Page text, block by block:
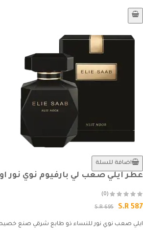
اضافة للسلة
عطر ايلي صعب لي بارفيوم نوي نور او دو
(0)
S.R 587
S.R 695
ايلي صعب نوي نور للنساء ذو طابع شرقي صنع